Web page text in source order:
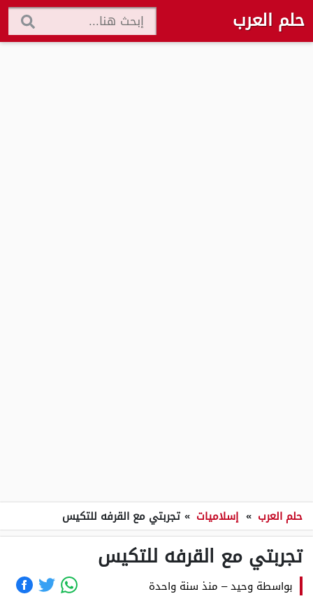
حلم العرب
حلم العرب » إسلاميات » تجربتي مع القرفه للتكيس
تجربتي مع القرفه للتكيس
بواسطة وحيد– منذ سنة واحدة